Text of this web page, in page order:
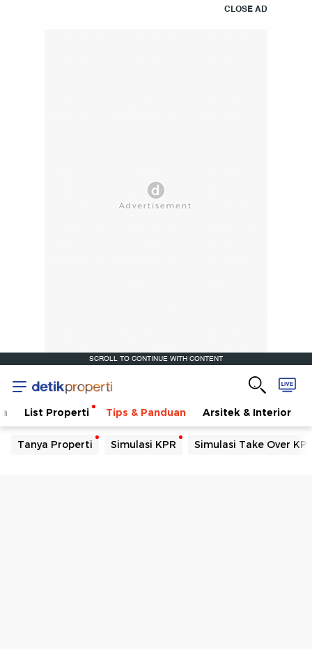
CLOSE AD
SCROLL TO CONTINUE WITH CONTENT
List Properti Tips & Panduan Arsitek & Interior
Tanya Properti Simulasi KPR Simulasi Take Over